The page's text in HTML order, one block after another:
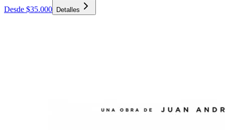
Desde $35.000
Detalles